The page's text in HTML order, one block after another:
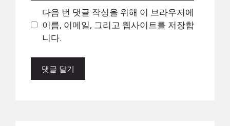
트
다음 번 댓글 작성을 위해 이 브라우저에
이름, 이메일, 그리고 웹사이트를 저장합
니다.